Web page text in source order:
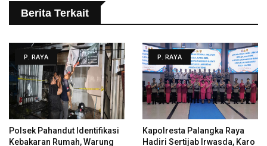
Berita Terkait
P. RAYA
Polsek Pahandut Identifikasi
Kebakaran Rumah, Warung
P. RAYA
Kapolresta Palangka Raya
Hadiri Sertijab Irwasda, Karo